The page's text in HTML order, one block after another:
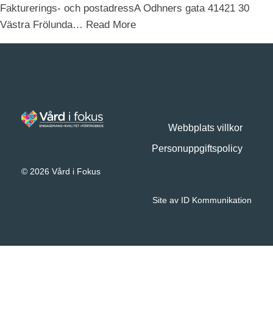
Fakturerings- och postadressA Odhners gata 41421 30
Västra Frölunda… Read More
© 2026 Vård i Fokus
Webbplats villkor
Personuppgiftspolicy
Site av ID Kommunikation